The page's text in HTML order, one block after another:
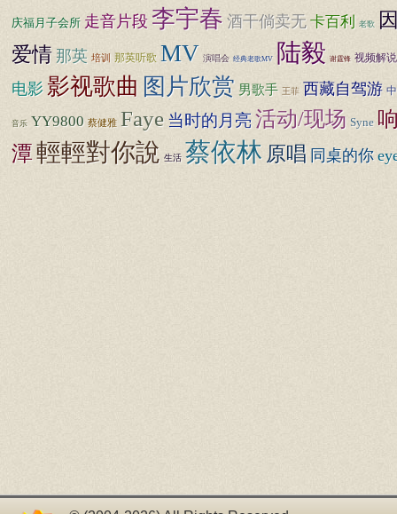
庆福月子会所 走音片段 李宇春 酒干倘卖无 卡百利 老歌
爱情 那英 培训 那英听歌 MV 演唱会 经典老歌MV 陆毅 谢霆锋 视频解说
电影 影视歌曲 图片欣赏 男歌手 王菲 西藏自驾游
音乐 YY9800 蔡健雅 Faye 当时的月亮活动/现场 Syne
潭輕輕對你說 生活 蔡依林 原唱 同桌的你